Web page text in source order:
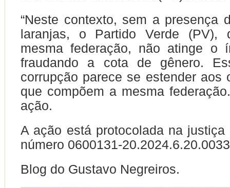
“Neste contexto, sem a presença
laranjas, o Partido Verde (PV),
mesma federação, não atinge o
fraudando a cota de gênero.
corrupção parece se estender aos
que compõem a mesma
ação.
A ação está protocolada na
número 0600131-
Blog do Gustavo Negreiros.